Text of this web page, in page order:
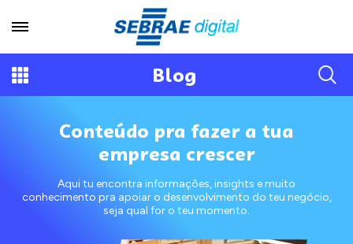
Blog
Conteúdo pra fazer a tua
empresa crescer
Aqui tu encontra informações, insights e muito
conhecimento pra apoiar o desenvolvimento do teu negócio,
seja qual for o teu momento.